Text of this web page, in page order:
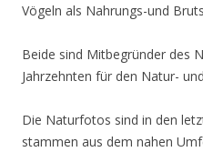
Vögeln als Nahrungs-und
Beide sind Mitbegründer des
Jahrzehnten für den Natur-
Die Naturfotos sind in den
stammen aus dem nahen